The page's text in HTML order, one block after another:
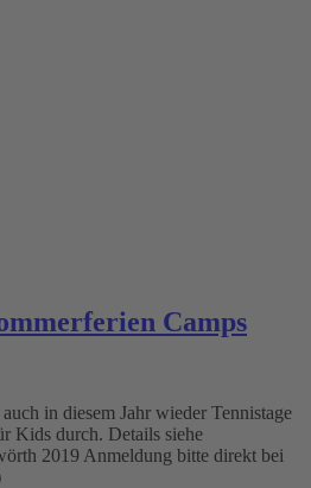
Camps
in diesem Jahr wieder Tennistage
Kids durch. Details siehe
2019 Anmeldung bitte direkt bei